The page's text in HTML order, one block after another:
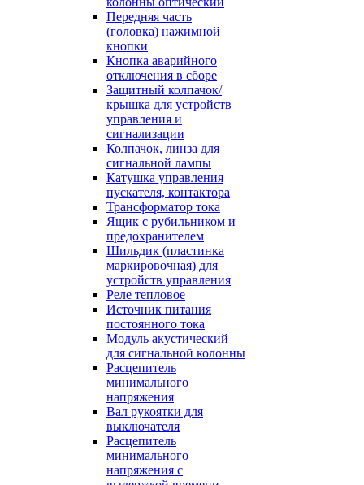
Передняя часть
(головка) нажимной
кнопки
Кнопка аварийного
отключения в сборе
Защитный колпачок/
крышка для устройств
управления и
сигнализации
Колпачок, линза для
сигнальной лампы
Катушка управления
пускателя, контактора
Трансформатор тока
Ящик с рубильником и
предохранителем
Шильдик (пластинка
маркировочная) для
устройств управления
Реле тепловое
Источник питания
постоянного тока
Модуль акустический
для сигнальной колонны
Расцепитель
минимального
напряжения
Вал рукоятки для
выключателя
Расцепитель
минимального
напряжения с